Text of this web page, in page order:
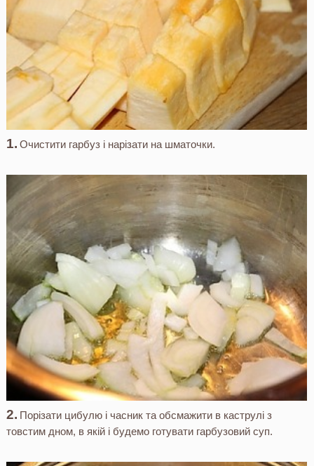
Очистити гарбуз і нарізати на шматочки.
Порізати цибулю і часник та обсмажити в каструлі з
товстим дном, в якій і будемо готувати гарбузовий суп.